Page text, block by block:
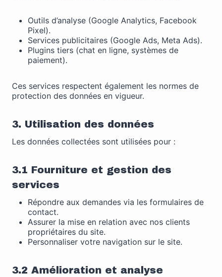
Outils d’analyse (Google Analytics, Facebook
Pixel).
Services publicitaires (Google Ads, Meta Ads).
Plugins tiers (chat en ligne, systèmes de
paiement).
Ces services respectent également les normes de
protection des données en vigueur.
3. Utilisation des données
Les données collectées sont utilisées pour :
3.1 Fourniture et gestion des
services
Répondre aux demandes via les formulaires de
contact.
Assurer la mise en relation avec nos clients
propriétaires du site.
Personnaliser votre navigation sur le site.
3.2 Amélioration et analyse